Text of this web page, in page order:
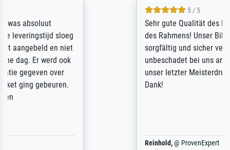
Sehr gute Qualität des Leinwanddrucks und
des Rahmens! Unser Bild wurde sehr
sorgfältig und sicher verpackt, so dass es
unbeschadet bei uns ankam. Es wird nicht
unser letzter Meisterdruck sein. Vielen
Dank!